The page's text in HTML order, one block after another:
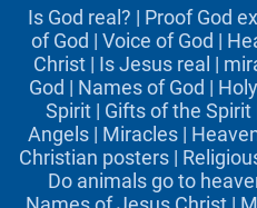
Is God real? | Proof God
of God | Voice of God |
Christ| Is Jesus real |
God | Names of God |
Spirit | Gifts of the Spirit
Angels| Miracles|
Christian posters|
Do animals go to